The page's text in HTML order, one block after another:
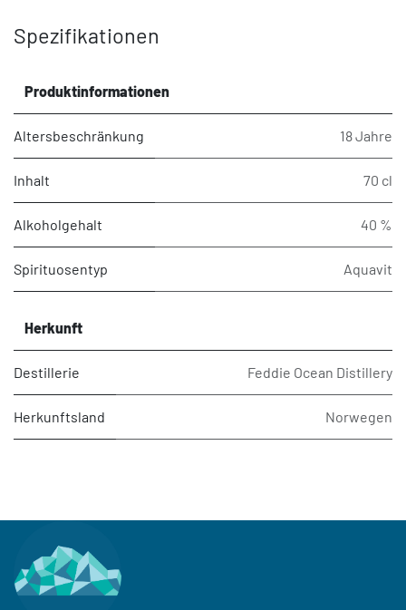
Spezifikationen
Produktinformationen
Altersbeschränkung 18 Jahre
Inhalt 70 cl
Alkoholgehalt 40 %
Spirituosentyp Aquavit
Herkunft
Destillerie Feddie Ocean Distillery
Herkunftsland Norwegen